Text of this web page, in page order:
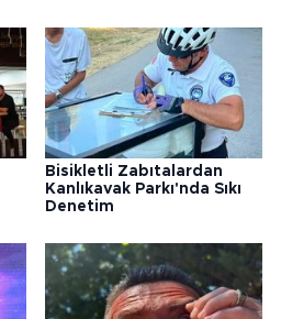
Bisikletli Zabıtalardan
Kanlıkavak Parkı'nda Sıkı
Denetim